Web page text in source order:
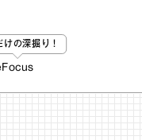
けの深掘り！
Focus